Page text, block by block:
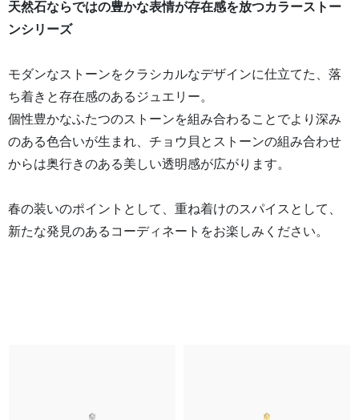
天然石ならではの豊かな表情が存在感を放つカラーストー
ンシリーズ
モダンなストーンをクラシカルなデザインに仕立てた、落
ち着きと存在感のあるジュエリー。
個性豊かなふたつのストーンを組み合わることでより深み
のある色合いが生まれ、チョウ貝とストーンの組み合わせ
からは奥行きのある美しい透明感が広がります。
春の装いのポイントとして、重ね着けのスパイスとして、
新たな発見のあるコーディネートをお楽しみください。